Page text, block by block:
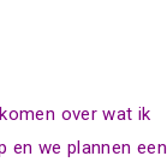
over wat ik
en we plannen een